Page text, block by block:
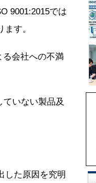
9001:2015では
す。
る会社への不満
いない製品及
した原因を究明